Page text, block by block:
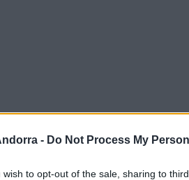
- Do Not Process My
wish to opt-out of the sale, sharing to